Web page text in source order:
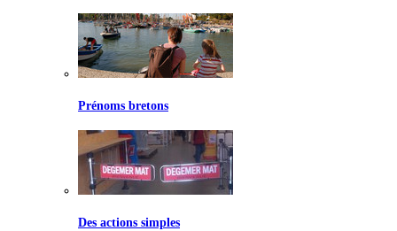
Prénoms bretons
Des actions simples